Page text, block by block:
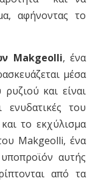
αφήνοντας το
Makgeolli, ένα
μέσα
και είναι
ενυδατικές του
το εκχύλισμα
Makgeolli, ένα
αυτής
από τα